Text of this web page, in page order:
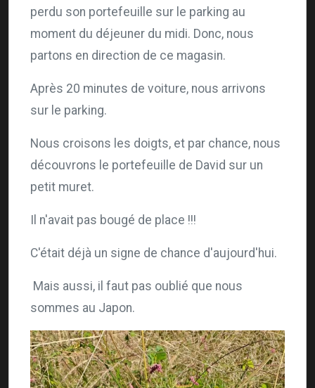
perdu son portefeuille sur le parking au
moment du déjeuner du midi. Donc, nous
partons en direction de ce magasin.
Après 20 minutes de voiture, nous arrivons
sur le parking.
Nous croisons les doigts, et par chance, nous
découvrons le portefeuille de David sur un
petit muret.
Il n'avait pas bougé de place !!!
C'était déjà un signe de chance d'aujourd'hui.
Mais aussi, il faut pas oublié que nous
sommes au Japon.